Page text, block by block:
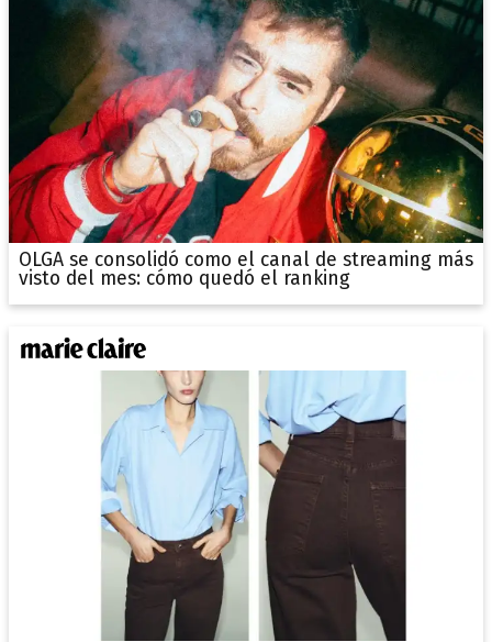
OLGA se consolidó como el canal de streaming más
visto del mes: cómo quedó el ranking